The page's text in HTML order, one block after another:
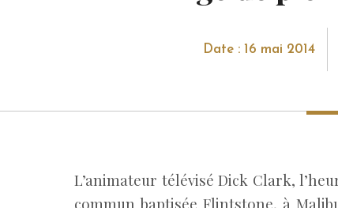
Date : 16 mai 2014
L’animateur télévisé Dick Clark,
commun baptisée Flintstone, à